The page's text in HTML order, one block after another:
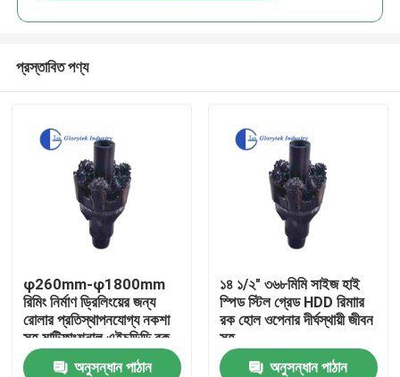
প্রস্তাবিত পণ্য
φ260mm-φ1800mm
রিমিং নির্মাণ ড্রিলিংয়ের জন্য
রোলার প্রতিস্থাপনযোগ্য নকশা
সহ মাল্টিফাংশনাল এইচডিডি রক
রিমার
অনুসন্ধান পাঠান
১৪ ১/২" ৩৬৮মিমি সাইজ হাই
স্পিড স্টিল গ্রেড HDD রিমাার
রক হোল ওপেনার দীর্ঘস্থায়ী জীবন
সহ
অনুসন্ধান পাঠান